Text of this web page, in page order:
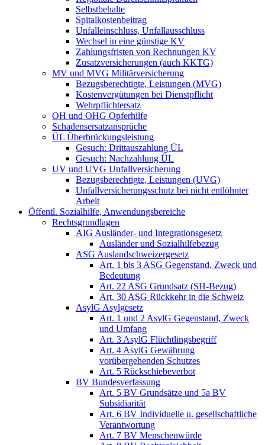
Selbstbehalte
Spitalkostenbeitrag
Unfalleinschluss, Unfallausschluss
Wechsel in eine günstige KV
Zahlungsfristen von Rechnungen KV
Zusatzversicherungen (auch KKTG)
MV und MVG Militärversicherung
Bezugsberechtigte, Leistungen (MVG)
Kostenvergütungen bei Dienstpflicht
Wehrpflichtersatz
OH und OHG Opferhilfe
Schadensersatzansprüche
ÜL Überbrückungsleistung
Gesuch: Drittauszahlung ÜL
Gesuch: Nachzahlung ÜL
UV und UVG Unfallversicherung
Bezugsberechtigte, Leistungen (UVG)
Unfallversicherungsschutz bei nicht entlöhnter
Arbeit
Öffentl. Sozialhilfe, Anwendungsbereiche
Rechtsgrundlagen
AIG Ausländer- und Integrationsgesetz
Ausländer und Sozialhilfebezug
ASG Auslandschweizergesetz
Art. 1 bis 3 ASG Gegenstand, Zweck und
Bedeutung
Art. 22 ASG Grundsatz (SH-Bezug)
Art. 30 ASG Rückkehr in die Schweiz
AsylG Asylgesetz
Art. 1 und 2 AsylG Gegenstand, Zweck
und Umfang
Art. 3 AsylG Flüchtlingsbegriff
Art. 4 AsylG Gewährung
vorübergehenden Schutzes
Art. 5 Rückschiebeverbot
BV Bundesverfassung
Art. 5 BV Grundsätze und 5a BV
Subsidiarität
Art. 6 BV Individuelle u. gesellschaftliche
Verantwortung
Art. 7 BV Menschenwürde